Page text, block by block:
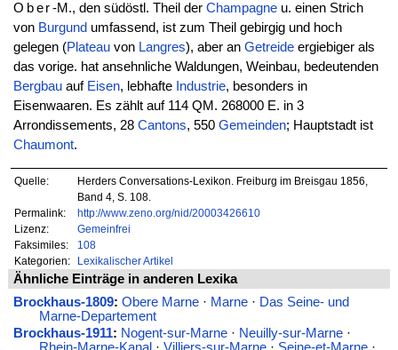
Ober-M., den südöstl. Theil derChampagne u. einen Strich
von Burgund umfassend, ist zum Theil gebirgig und hoch
gelegen (Plateauvon Langres), aber an Getreideergiebiger als
das vorige. hat ansehnliche Waldungen, Weinbau, bedeutenden
Bergbauauf Eisen, lebhafte Industrie, besonders in
Eisenwaaren. Es zählt auf 114 QM. 268000 E. in 3
Arrondissements, 28 Cantons, 550 Gemeinden; Hauptstadt ist
Chaumont.
Quelle:
Herders Conversations-Lexikon. Freiburg im Breisgau 1856,
Band 4, S. 108.
Permalink:
http://www.zeno.org/nid/20003426610
Lizenz:
Gemeinfrei
Faksimiles:
108
Kategorien:
Lexikalischer Artikel
Ähnliche Einträge in anderen Lexika
Brockhaus-1809: Obere Marne· Marne· Das Seine- und
Marne-Departement
Brockhaus-1911: Nogent-sur-Marne· Neuilly-sur-Marne·
Rhein-Marne-Kanal · Villiers-sur-Marne· Seine-et-Marne·